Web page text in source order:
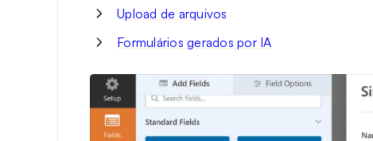
Upload de arquivos
Formulários gerados por IA